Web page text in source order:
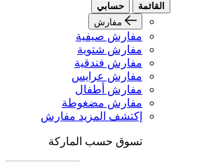
القائمة
حسابي
مفارش
مفارش صيفية
مفارش شتوية
مفارش فندقية
مفارش عرايس
مفارش أطفال
مفارش مضغوطة
إكتشف المزيد مفارش
تسوق حسب الماركة